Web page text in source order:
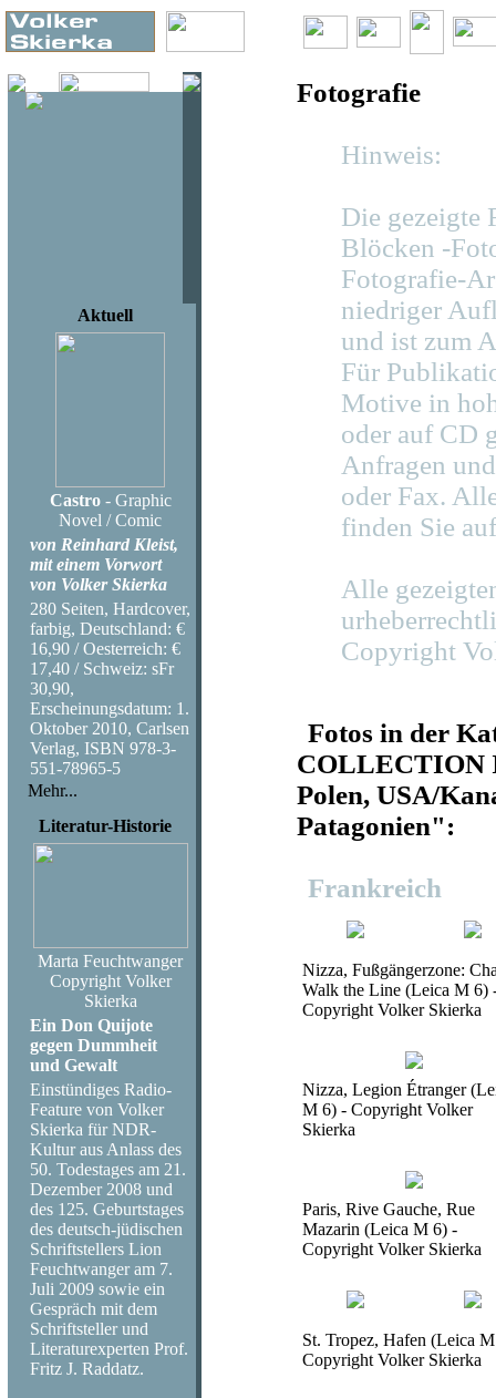
Aktuell
Castro- Graphic
Novel / Comic
von Reinhard Kleist,
mit einem Vorwort
von Volker Skierka
280 Seiten, Hardcover,
farbig, Deutschland: €
16,90 / Oesterreich: €
17,40 / Schweiz: sFr
30,90,
Erscheinungsdatum: 1.
Oktober 2010, Carlsen
Verlag, ISBN 978-3-
551-78965-5
Mehr...
Literatur-Historie
Marta Feuchtwanger
Copyright Volker
Skierka
Ein Don Quijote
gegen Dummheit
und Gewalt
Einstündiges Radio-
Feature von Volker
Skierka für NDR-
Kultur aus Anlass des
50. Todestages am 21.
Dezember 2008 und
des 125. Geburtstages
des deutsch-jüdischen
Schriftstellers Lion
Feuchtwanger am 7.
Juli 2009 sowie ein
Gespräch mit dem
Schriftsteller und
Literaturexperten Prof.
Fritz J. Raddatz.
Fotografie
Hinweis:
Die gezeigte
Blöcken -
Fotografie-
niedriger
und ist zum
Für
Motive in
oder auf CD
Anfragen
oder Fax.
finden Sie
Alle
Copyright
Fotos in der
COLLECTION
Polen, USA/
Patagonien":
Frankreich
Nizza, Fußgängerzone:
Walk the Line (Leica M 6)
Copyright Volker Skierka
Nizza, Legion Étranger
M 6) - Copyright Volker
Skierka
Paris, Rive Gauche, Rue
Mazarin (Leica M 6) -
Copyright Volker Skierka
St. Tropez, Hafen (Leica
Copyright Volker Skierka